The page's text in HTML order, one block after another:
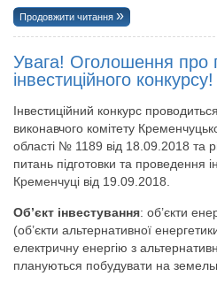
Продовжити читання
Увага! Оголошення про
інвестиційного конкурсу!
Інвестиційний конкурс
виконавчого комітету
області № 1189 від 18.09.2018 та
питань підготовки та проведення
Кременчуці від 19.09.2018.
Об’єкт інвестування: об’єкти
(об’єкти альтернативної
електричну енергію з
плануються побудувати на